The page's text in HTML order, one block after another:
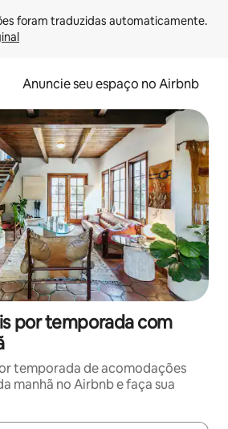
Anuncie seu espaço no Airbnb
por temporada com
temporada de acomodações
manhã no Airbnb e faça sua